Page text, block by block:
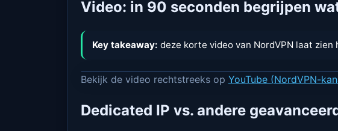
Video: in 90 seconden begrijpen
Key takeaway: deze korte video van NordVPN laat
Bekijk de video rechtstreeks op YouTube (NordVPN-
Dedicated IP vs. andere